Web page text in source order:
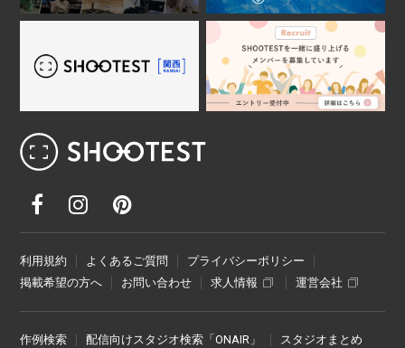
利用規約 よくあるご質問
プライバシーポリシー
掲載希望の方へ
お問い合わせ 求人情報 運営会社
作例検索 配信向けスタジオ検索「ONAIR」 スタジオまとめ